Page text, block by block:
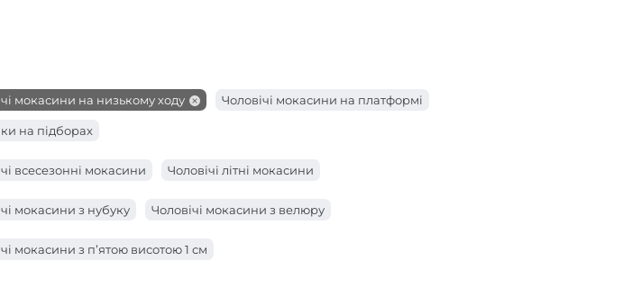
мокасини на низькому ходу Чоловічі мокасини на платформі
на підборах
всесезонні мокасини Чоловічі літні мокасини
мокасини з нубуку Чоловічі мокасини з велюру
мокасини з п’ятою висотою 1 см